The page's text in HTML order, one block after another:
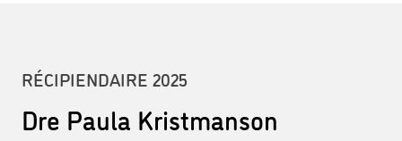
RÉCIPIENDAIRE 2025
Dre Paula Kristmanson